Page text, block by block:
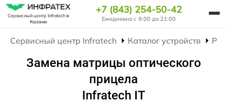
Сервисный центр Infratechв
Казани
+7 (843) 254-50-42
Ежедневно с 9:00 до 21:00
Сервисный центр Infratech Каталог устройств
Замена матрицы оптического
прицела
Infratech IT